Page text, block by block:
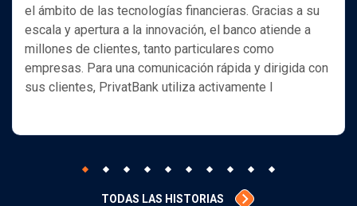
el ámbito de las tecnologías financieras. Gracias a su
escala y apertura a la innovación, el banco atiende a
millones de clientes, tanto particulares como
empresas. Para una comunicación rápida y dirigida con
sus clientes, PrivatBank utiliza activamente l
TODAS LAS HISTORIAS